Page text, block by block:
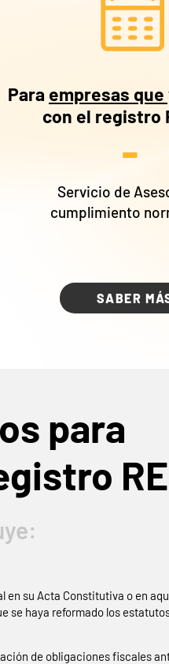
Para empresas
con el registro
-
Servicio de
cumplimiento
SABER
para
en su Acta Constitutiva o en
se haya reformado los
de obligaciones fiscales